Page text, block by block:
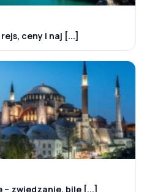
ceny i naj [...]
– zwiedzanie, bile [...]